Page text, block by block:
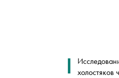
холостяков